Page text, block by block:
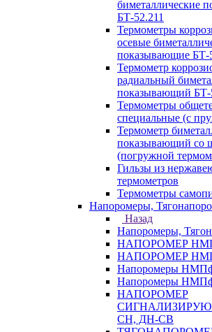
биметаллические
БТ-52.211
Термометры
осевые
показывающие БТ-
Термометр
радиальный
показывающий БТ-
Термометры
специальные (с
Термометр
показывающий со
(погружной
Гильзы из
термометров
Термометры
Напоромеры,
Назад
Напоромеры,
НАПОРОМЕР
НАПОРОМЕР
Напоромеры
Напоромеры
НАПОРОМЕР
СН, ДН-СВ